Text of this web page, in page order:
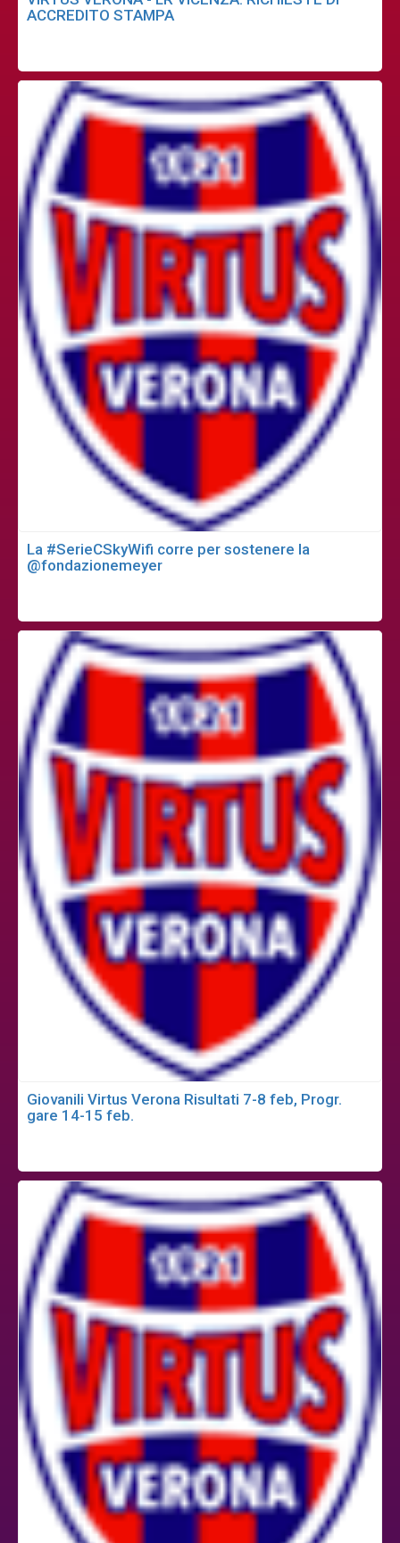
ACCREDITO STAMPA
La #SerieCSkyWifi corre per sostenere la
@fondazionemeyer
Giovanili Virtus Verona Risultati 7-8 feb, Progr.
gare 14-15 feb.